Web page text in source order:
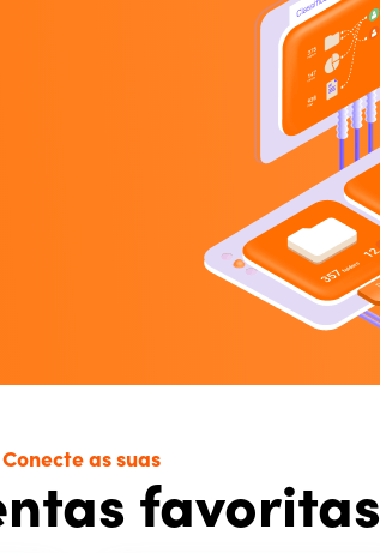
Conecte as suas
favoritas